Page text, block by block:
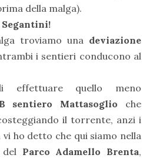
della malga).
troviamo una deviazione
i sentieri conducono al
effettuare quello meno
sentiero Mattasoglio che
il torrente, anzi i
ho detto che qui siamo nella
Parco Adamello Brenta,